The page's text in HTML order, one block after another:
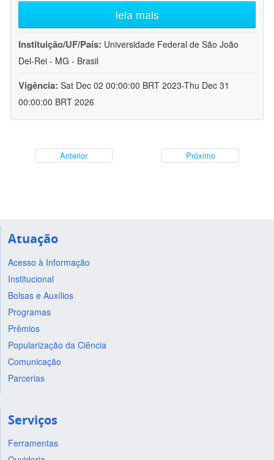
leia mais
Instituição/UF/País: Universidade Federal de São João
Del-Rei - MG - Brasil
Vigência: Sat Dec 02 00:00:00 BRT 2023-Thu Dec 31
00:00:00 BRT 2026
Anterior Próximo
Atuação
Acesso à Informação
Institucional
Bolsas e Auxílios
Programas
Prêmios
Popularização da Ciência
Comunicação
Parcerias
Serviços
Ferramentas